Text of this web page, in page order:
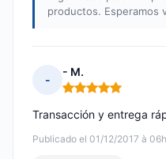
productos. Esperamos
-
- M.
Nota: 5 de 5
Publicado el 01/12/2017 à
Transacción y entrega